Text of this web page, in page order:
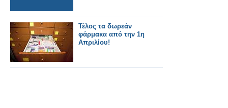
Τέλος τα δωρεάν
φάρμακα από την 1η
Απριλίου!